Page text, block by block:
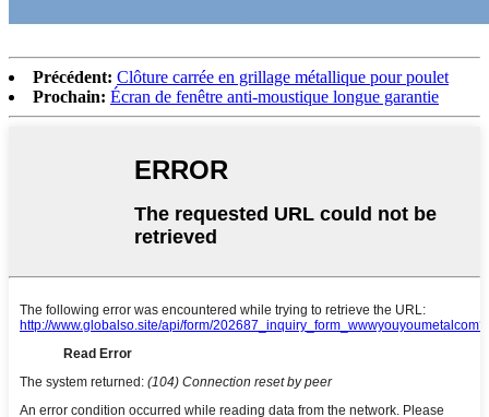
Précédent: Clôture carrée en grillage métallique pour poulet
Prochain: Écran de fenêtre anti-moustique longue garantie